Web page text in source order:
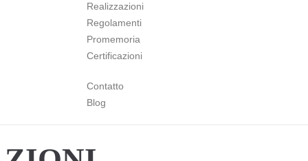
Realizzazioni
Regolamenti
Promemoria
Certificazioni
Contatto
Blog